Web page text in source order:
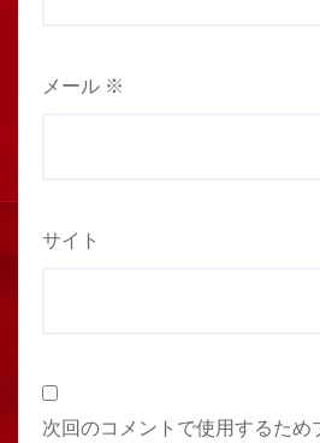
メール ※
サイト
次回のコメントで使用するた